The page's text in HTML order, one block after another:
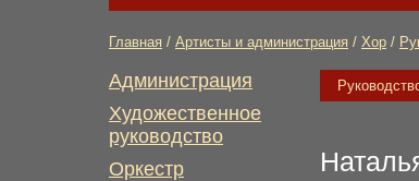
Главная / Артисты и администрация / Хор /
Администрация
Художественное
руководство
Оркестр